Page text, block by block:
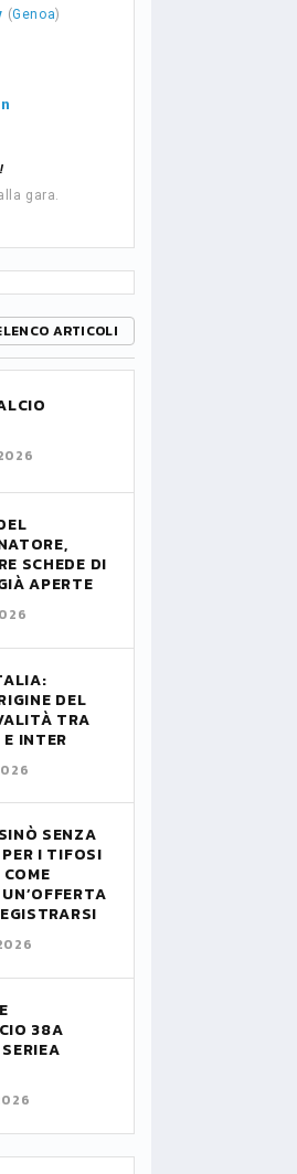
(Genoa)
gara.
ARTICOLI
SCHEDE DI
APERTE
DEL
TRA
INTER
SENZA
I TIFOSI
38A